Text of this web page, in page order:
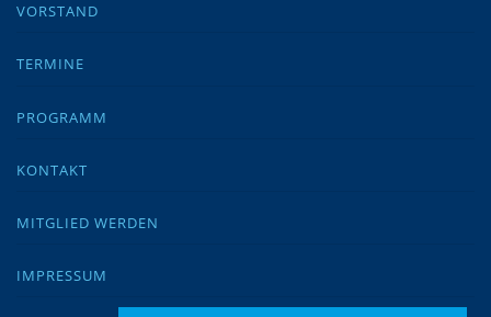
VORSTAND
TERMINE
PROGRAMM
KONTAKT
MITGLIED WERDEN
IMPRESSUM